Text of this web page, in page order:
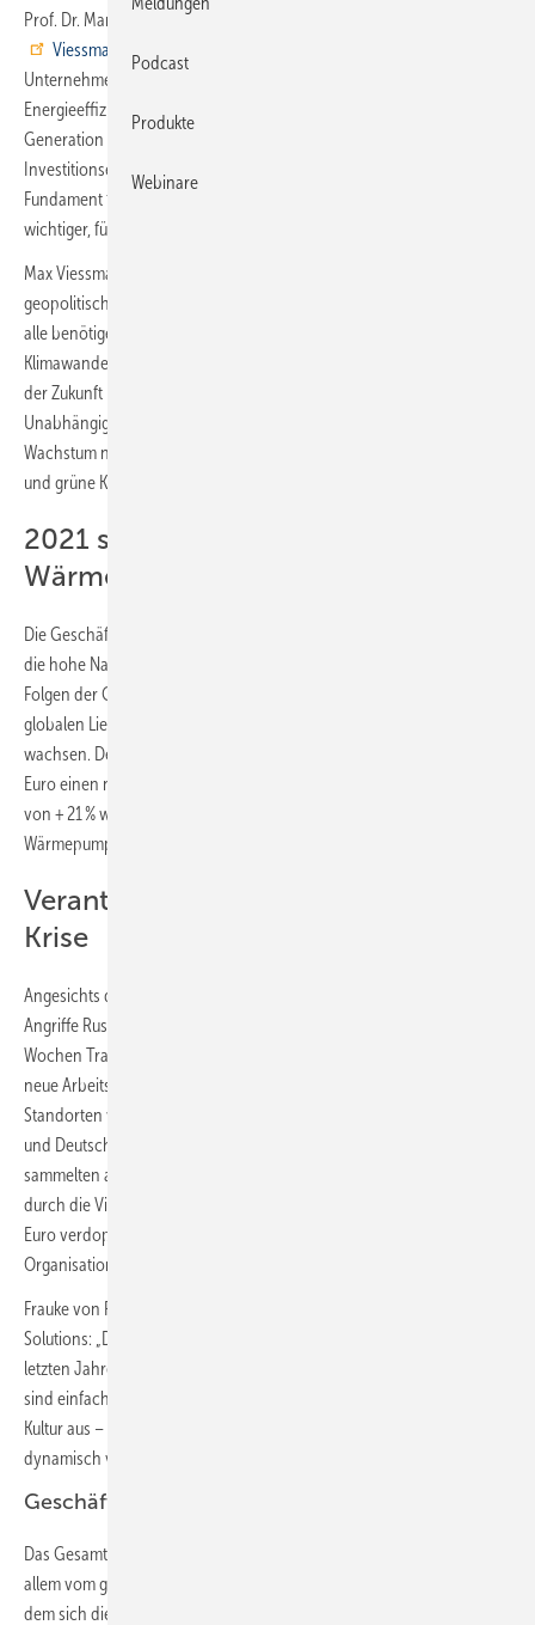
Prof. Dr. Martin Viessmann, Präsident des Verwaltungsrats der
Viessmann Group
Unternehmensfamilie für positive Veränderung mit klarem Fokus auf
Energieeffizienz und Entwicklung neuer Technologien, wie der ersten
Generation von Wärmepumpen im Jahr 1979. Unsere historische
Investitionsentscheidung kommt zu einer Zeit, in der wir das
Fundament für die nächsten 105 Jahre legen – für uns, und noch viel
wichtiger, für zukünftige Generationen.“
Max Viessmann, CEO der Viessmann Group: „Beispiellose
geopolitische Entwicklungen erfordern beispiellose Antworten. Wir
alle benötigen mehr Geschwindigkeit und Pragmatismus, um den
Klimawandel zu bekämpfen und die Energiegewinnung und -nutzung
der Zukunft neu zu denken und damit die geopolitische
Unabhängigkeit Europas zu stärken. Deshalb beschleunigen wir unser
Wachstum nun mit zielgerichteten Investitionen in Wärmepumpen
und grüne Klimalösungen.“
2021 starkes Wachstum durch
Wärmepumpen
Die Geschäftsentwicklung 2021 der Viessmann Group unterstreicht
die hohe Nachfrage nach grünen Klimalösungen. Trotz negativer
Folgen der Coronavirus-Pandemie und Herausforderungen bei den
globalen Lieferketten gelang es dem Unternehmen, erneut stark zu
wachsen. Der Gesamtumsatz der Gruppe erreichte 2021 mit 3,4 Mrd.
Euro einen neuen Rekordwert (Vorjahr: 2,8 Mrd. Euro). Das Wachstum
von + 21 % wurde vor allem durch eine steigende Nachfrage nach
Wärmepumpen getrieben (+ 41 %).
Verantwortung und Solidarität in der
Krise
Angesichts der seit dem 24. Februar 2022 andauernden brutalen
Angriffe Russlands in der Ukraine hat Viessmann innerhalb weniger
Wochen Transporte, Unterkünfte, Medikamente, Sachspenden und
neue Arbeitsplätze für Menschen aus der Ukraine, die an den
Standorten von Viessmann in Polen, Rumänien, Ungarn, der Slowakei
und Deutschland Zuflucht suchten, organisiert. Darüber hinaus
sammelten alle Viessmann-Mitarbeiter:innen weltweit Spenden, die
durch die Viessmann Family Foundation auf insgesamt über 1,2 Mio.
Euro verdoppelt wurden und sozialen und wohltätigen
Organisationen zugutekommen.
Frauke von Polier, Chief People Officer bei Viessmann Climate
Solutions: „Die große Solidarität und Teamorientierung, die wir in den
letzten Jahren und besonders in den letzten Wochen erlebt haben,
sind einfach überwältigend. Diese Verantwortung zeichnet unsere
Kultur aus – sie ist der größte Wettbewerbsvorteil in einer sich
dynamisch verändernden Welt.“
Geschäftsbereich Climate Solutions
Das Gesamtwachstum der Viessmann Group wurde im Jahr 2021 vor
allem vom größten Geschäftsbereich Climate Solutions getrieben, in
dem sich die strategische Transformation zum führenden Anbieter
Podcast
Produkte
Webinare